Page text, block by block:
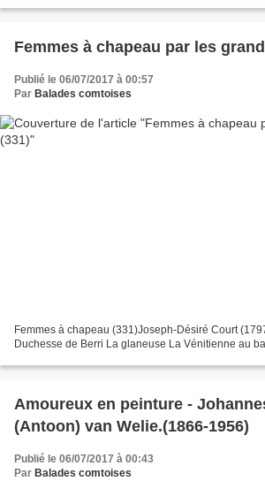
Femmes à chapeau par les
Publié le 06/07/2017 à 00:57
Par Balades comtoises
Femmes à chapeau (331)Joseph-Désiré Court
Duchesse de Berri La glaneuse La Vénitienne au
Amoureux en peinture -
(Antoon) van Welie.(1866-1956)
Publié le 06/07/2017 à 00:43
Par Balades comtoises